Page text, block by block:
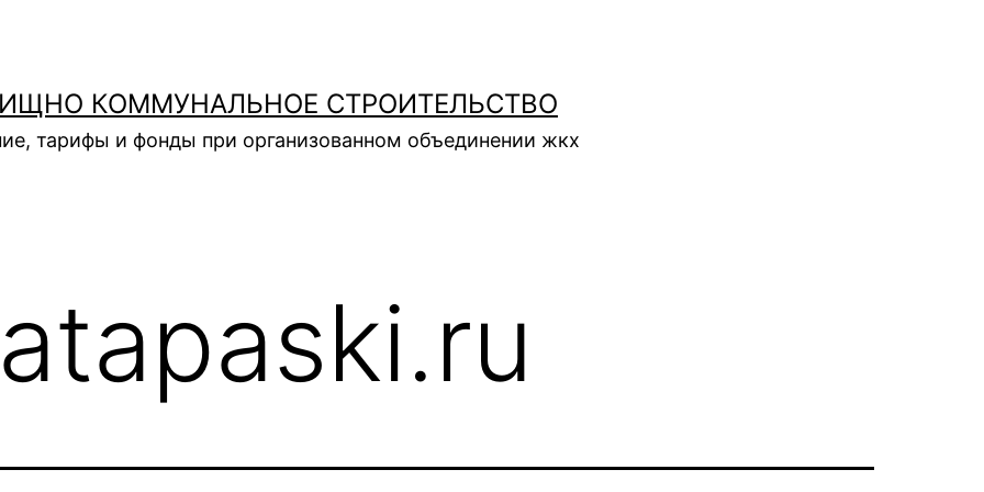
КОММУНАЛЬНОЕ СТРОИТЕЛЬСТВО
тарифы и фонды при организованном объединении жкх
atapaski.ru